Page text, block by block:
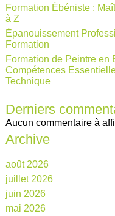
Formation Ébéniste :
à Z
Épanouissement
Formation
Formation de Peintre en
Compétences
Technique
Derniers
Aucun commentaire à
Archive
août 2026
juillet 2026
juin 2026
mai 2026